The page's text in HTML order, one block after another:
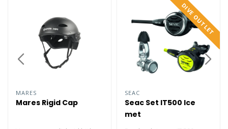
MARES
Mares Rigid Cap
DIVE OUTLET
SEAC
Seac Set IT500 Ice
met